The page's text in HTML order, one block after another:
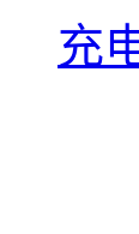
充